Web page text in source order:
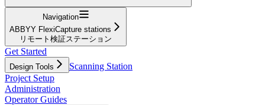
Navigation
ABBYY FlexiCapture stations
リモート検証ステーション
Get Started
Design Tools
Scanning Station
Project Setup
Administration
Operator Guides